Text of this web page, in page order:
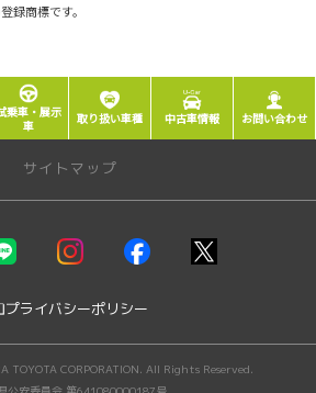
録商標です。
乗車・展示
車
取り扱い車種 中古車情報 お問い合わせ
サイトマップ
店
ライバシーポリシー
CORPORATION. All Rights Reserved.